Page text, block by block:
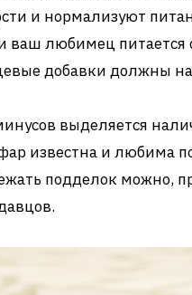
и нормализуют
ваш любимец
добавки должны
выделяется
известна и любима
подделок можно,